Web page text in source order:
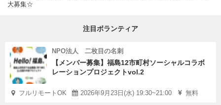
大募集☆
注目ボランティア
NPO法人 二枚目の名刺
【メンバー募集】福島12市町村ソーシャルコラボ
レーションプロジェクトvol.2
フルリモートOK 2026年9月23日(水) 19:30~21:00 無料